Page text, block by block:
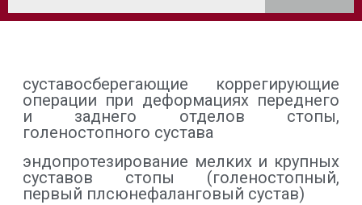
суставосберегающие коррегирующие
операции при деформациях переднего
и заднего отделов стопы,
голеностопного сустава
эндопротезирование мелких и крупных
суставов стопы (голеностопный,
первый плсюнефаланговый сустав)